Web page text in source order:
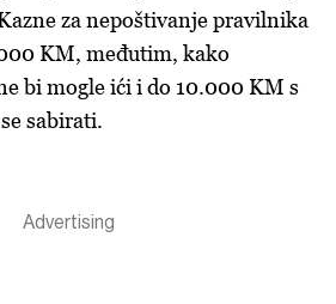
za nepoštivanje pravilnika
KM, međutim, kako
bi mogle ići i do 10.000 KM s
sabirati.